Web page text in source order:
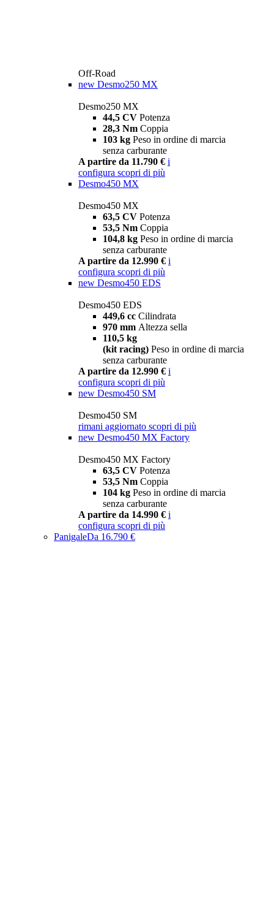
Off-Road
new Desmo250 MX
Desmo250 MX
44,5 CV Potenza
28,3 Nm Coppia
103 kg Peso in ordine di marcia
senza carburante
A partire da 11.790 € i
configura scopri di più
Desmo450 MX
Desmo450 MX
63,5 CV Potenza
53,5 Nm Coppia
104,8 kg Peso in ordine di marcia
senza carburante
A partire da 12.990 € i
configura scopri di più
new Desmo450 EDS
Desmo450 EDS
449,6 cc Cilindrata
970 mm Altezza sella
110,5 kg
(kit racing) Peso in ordine di marcia
senza carburante
A partire da 12.990 € i
configura scopri di più
new Desmo450 SM
Desmo450 SM
rimani aggiornato scopri di più
new Desmo450 MX Factory
Desmo450 MX Factory
63,5 CV Potenza
53,5 Nm Coppia
104 kg Peso in ordine di marcia
senza carburante
A partire da 14.990 € i
configura scopri di più
PanigaleDa 16.790 €